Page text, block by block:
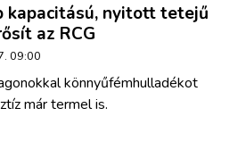
kapacitású, nyitott tetejű
az RCG
09:00
könnyűfémhulladékot
már termel is.